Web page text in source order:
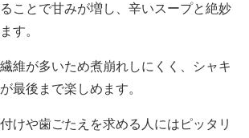
ことで甘みが増し、辛いスープと絶妙
す。
維が多いため煮崩れしにくく、シャキ
最後まで楽しめます。
けや歯ごたえを求める人にはピッタリ